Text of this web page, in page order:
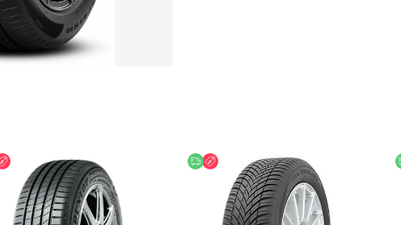
უფასო მიწოდება
ფასდაკლება უფასო მიწოდება
ფასდაკლება